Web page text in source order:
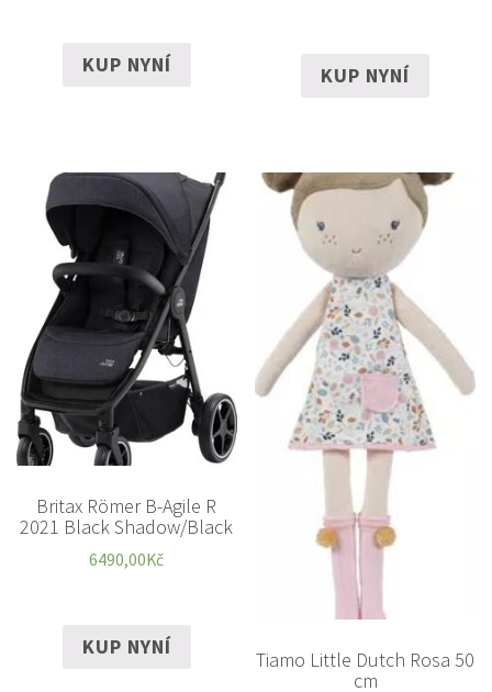
KUP NYNÍ KUP NYNÍ
Britax Römer B-Agile R
2021 Black Shadow/Black
6490,00Kč
KUP NYNÍ
Tiamo Little Dutch Rosa 50
cm